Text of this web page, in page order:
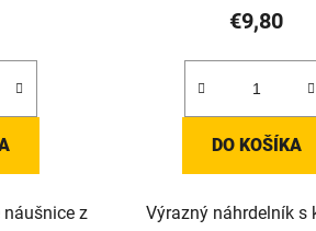
náušnice z
€9,80
DO KOŠÍKA
Výrazný náhrdelník s